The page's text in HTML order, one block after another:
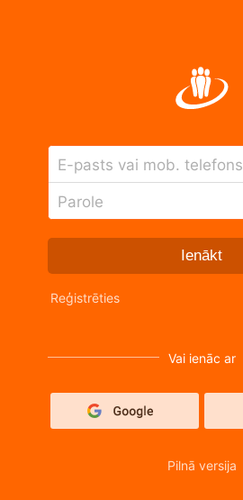
E-pasts vai mob. telefons
Parole
Ienākt
Reģistrēties
Vai ienāc ar
Pilnā versija